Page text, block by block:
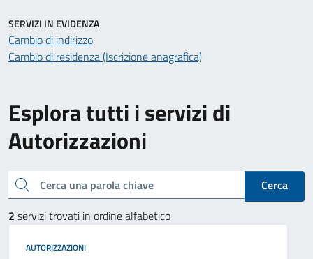
Esplora tutti i servizi di
Autorizzazioni
Cerca una parola chiave
Cerca
2 servizi trovati in ordine alfabetico
AUTORIZZAZIONI
SERVIZI IN EVIDENZA
Cambio di indirizzo
Cambio di residenza (Iscrizione anagrafica)